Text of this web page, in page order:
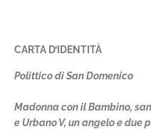
CARTA D’IDENTITÀ
Polittico di San Domenico
Madonna con il Bambino,
e Urbano V, un angelo e due